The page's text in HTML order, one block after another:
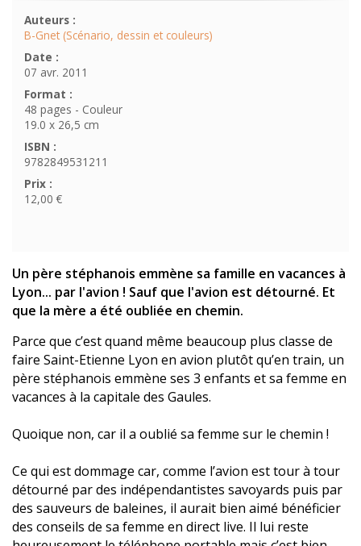
Auteurs :
B-Gnet (Scénario, dessin et couleurs)
Date :
07 avr. 2011
Format :
48 pages - Couleur
19.0 x 26,5 cm
ISBN :
9782849531211
Prix :
12,00 €
Un père stéphanois emmène sa famille en vacances à
Lyon... par l'avion ! Sauf que l'avion est détourné. Et
que la mère a été oubliée en chemin.
Parce que c’est quand même beaucoup plus classe de
faire Saint-Etienne Lyon en avion plutôt qu’en train, un
père stéphanois emmène ses 3 enfants et sa femme en
vacances à la capitale des Gaules.
Quoique non, car il a oublié sa femme sur le chemin !
Ce qui est dommage car, comme l’avion est tour à tour
détourné par des indépendantistes savoyards puis par
des sauveurs de baleines, il aurait bien aimé bénéficier
des conseils de sa femme en direct live. Il lui reste